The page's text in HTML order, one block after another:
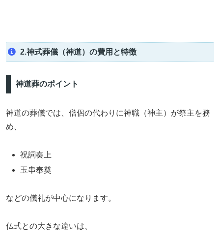
2.神式葬儀（神道）の費用と特徴
神道葬のポイント
神道の葬儀では、僧侶の代わりに神職（神主）が祭主を務
め、
祝詞奏上
玉串奉奠
などの儀礼が中心になります。
仏式との大きな違いは、